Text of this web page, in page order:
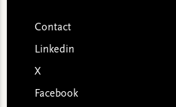
Contact
Linkedin
X
Facebook